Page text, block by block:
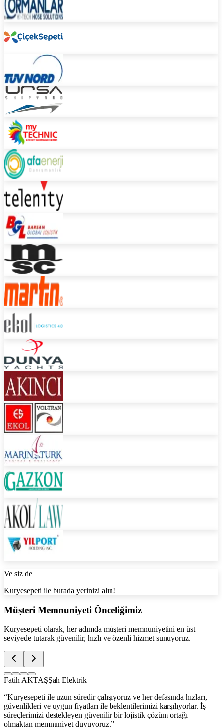
Ve siz de
Kuryesepeti ile burada yerinizi alın!
Müşteri Memnuniyeti Önceliğimiz
Kuryesepeti olarak, her adımda müşteri memnuniyetini en üst
seviyede tutarak güvenilir, hızlı ve özenli hizmet sunuyoruz.
Fatih AKTAŞŞah Elektrik
“Kuryesepeti ile uzun süredir çalışıyoruz ve her defasında hızları,
güvenlikleri ve uygun fiyatları ile beklentilerimizi karşılıyorlar. İş
süreçlerimizi destekleyen güvenilir bir lojistik çözüm ortağı
olmaktan memnuniyet duyuyoruz.”